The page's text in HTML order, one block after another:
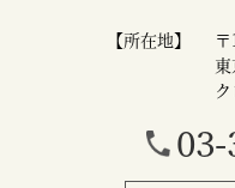
【所在地】